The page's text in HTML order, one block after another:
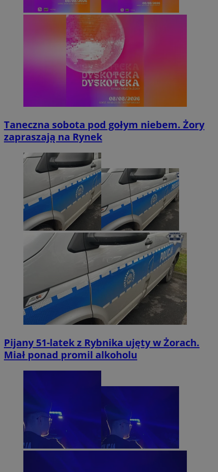
Taneczna sobota pod gołym niebem. Żory
zapraszają na Rynek
Pijany 51-latek z Rybnika ujęty w Żorach.
Miał ponad promil alkoholu